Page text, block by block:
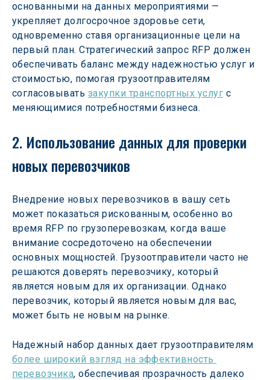
основанными на данных мероприятиями —
укрепляет долгосрочное здоровье сети,
одновременно ставя организационные цели на
первый план. Стратегический запрос RFP должен
обеспечивать баланс между надежностью услуг и
стоимостью, помогая грузоотправителям
согласовывать закупки транспортных услуг с
меняющимися потребностями бизнеса.
2. Использование данных для проверки
новых перевозчиков
Внедрение новых перевозчиков в вашу сеть
может показаться рискованным, особенно во
время RFP по грузоперевозкам, когда ваше
внимание сосредоточено на обеспечении
основных мощностей. Грузоотправители часто не
решаются доверять перевозчику, который
является новым для их организации. Однако
перевозчик, который является новым для вас,
может быть не новым на рынке.
Надежный набор данных дает грузоотправителям
более широкий взгляд на эффективность
перевозчика, обеспечивая прозрачность далеко